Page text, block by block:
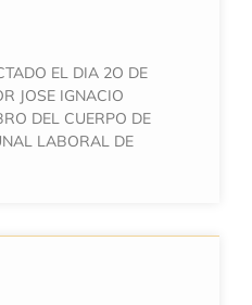
EL DIA 2O DE
JOSE IGNACIO
DEL CUERPO DE
LABORAL DE